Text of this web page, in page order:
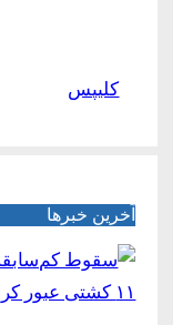
کلیپس
آخرین خبرها